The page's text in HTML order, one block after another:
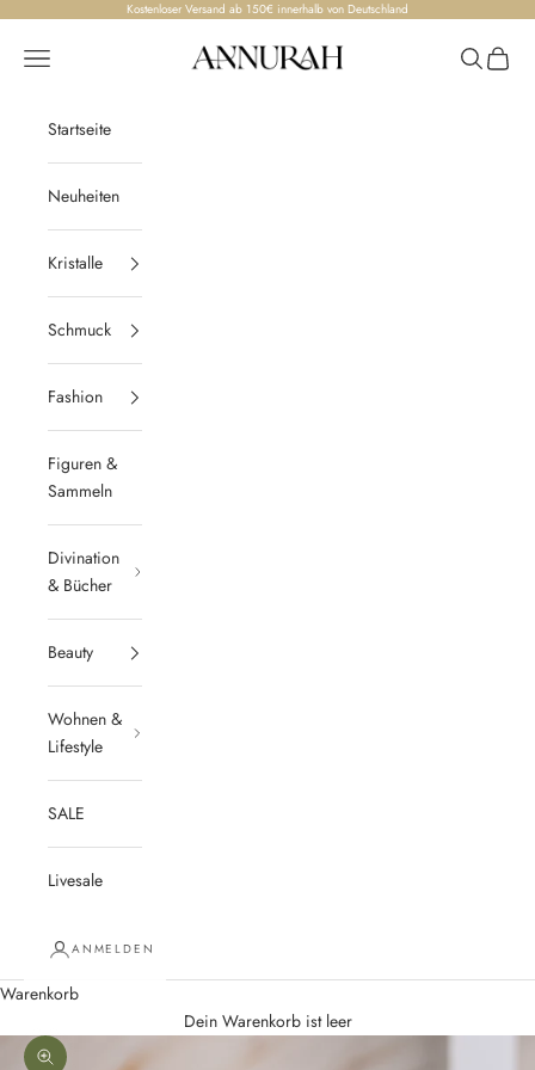
Zum Inhalt springenKostenloser Versand ab 150€ innerhalb von Deutschland
Annurah
Menü Suchen
Startseite
Neuheiten
Kristalle
Schmuck
Fashion
Figuren &
Sammeln
Divination
& Bücher
Beauty
Wohnen &
Lifestyle
SALE
Livesale
ANMELDEN
Warenkorb
Dein Warenkorb ist leer